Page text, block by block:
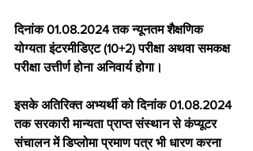
दिनांक 01.08.2024 तक न्यूनतम शैक्षणिक
योग्यता इंटरमीडिएट (10+2) परीक्षा अथवा समकक्ष
परीक्षा उत्तीर्ण होना अनिवार्य होगा।
इसके अतिरिक्त अभ्यर्थी को दिनांक 01.08.2024
तक सरकारी मान्यता प्राप्त संस्थान से कंप्यूटर
संचालन में डिप्लोमा प्रमाण पत्र भी धारण करना